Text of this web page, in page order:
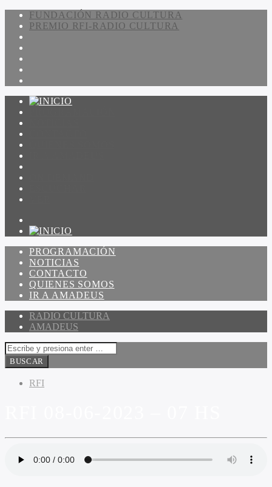
FUNDACIÓN RADIO CULTURA
PREMIO RFI-RADIO CULTURA
PROGRAMACIÓN
NOTICIAS
CONTACTO
QUIENES SOMOS
IR A AMADEUS
RADIO CULTURA
AMADEUS
RFI